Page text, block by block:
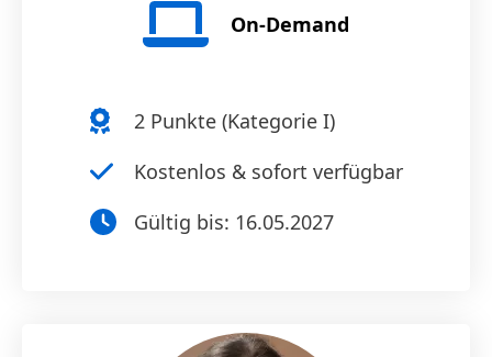
On-Demand
2Punkte (Kategorie I)
Kostenlos & sofort verfügbar
Gültig bis: 16.05.2027